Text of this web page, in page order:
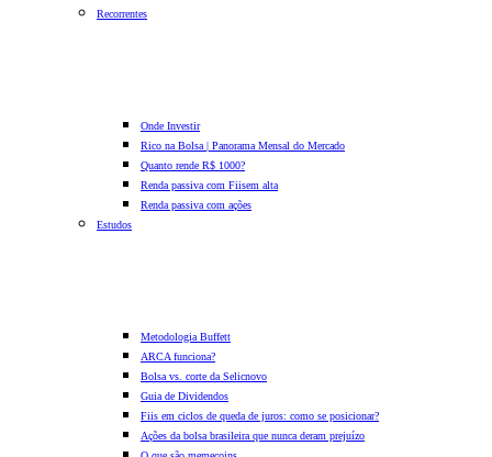
Recorrentes
Onde Investir
Rico na Bolsa | Panorama Mensal do Mercado
Quanto rende R$ 1000?
Renda passiva com Fiisem alta
Renda passiva com ações
Estudos
Metodologia Buffett
ARCA funciona?
Bolsa vs. corte da Selicnovo
Guia de Dividendos
Fiis em ciclos de queda de juros: como se posicionar?
Ações da bolsa brasileira que nunca deram prejuízo